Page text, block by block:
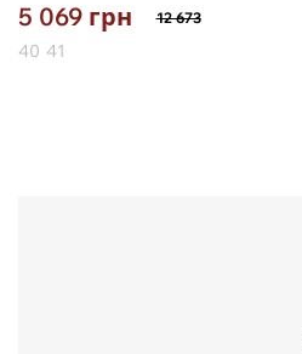
5 069 грн 12 673
40 41